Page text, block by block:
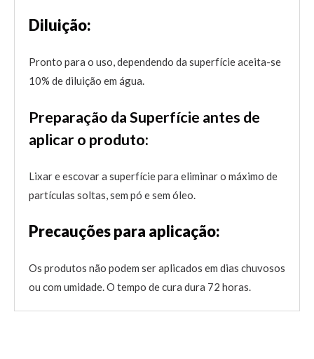
Diluição:
Pronto para o uso, dependendo da superfície aceita-se
10% de diluição em água.
Preparação da Superfície antes de
aplicar o produto:
Lixar e escovar a superfície para eliminar o máximo de
partículas soltas, sem pó e sem óleo.
Precauções para aplicação:
Os produtos não podem ser aplicados em dias chuvosos
ou com umidade. O tempo de cura dura 72 horas.